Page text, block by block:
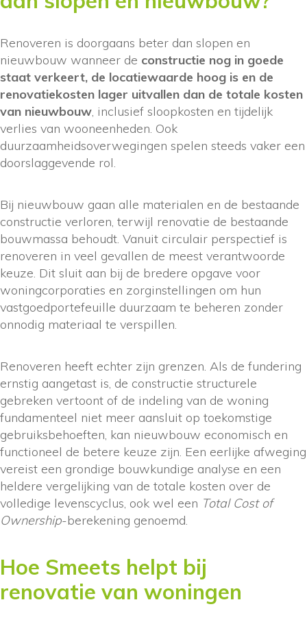
Renoveren is doorgaans beter dan slopen en
nieuwbouw wanneer de constructie nog in goede
staat verkeert, de locatiewaarde hoog is en de
renovatiekosten lager uitvallen dan de totale kosten
van nieuwbouw , inclusief sloopkosten en tijdelijk
verlies van wooneenheden. Ook
duurzaamheidsoverwegingen spelen steeds vaker een
doorslaggevende rol.
Bij nieuwbouw gaan alle materialen en de bestaande
constructie verloren, terwijl renovatie de bestaande
bouwmassa behoudt. Vanuit circulair perspectief is
renoveren in veel gevallen de meest verantwoorde
keuze. Dit sluit aan bij de bredere opgave voor
woningcorporaties en zorginstellingen om hun
vastgoedportefeuille duurzaam te beheren zonder
onnodig materiaal te verspillen.
Renoveren heeft echter zijn grenzen. Als de fundering
ernstig aangetast is, de constructie structurele
gebreken vertoont of de indeling van de woning
fundamenteel niet meer aansluit op toekomstige
gebruiksbehoeften, kan nieuwbouw economisch en
functioneel de betere keuze zijn. Een eerlijke afweging
vereist een grondige bouwkundige analyse en een
heldere vergelijking van de totale kosten over de
volledige levenscyclus, ook wel een Total Cost of
Ownership-berekening genoemd.
Hoe Smeets helpt bij
renovatie van woningen